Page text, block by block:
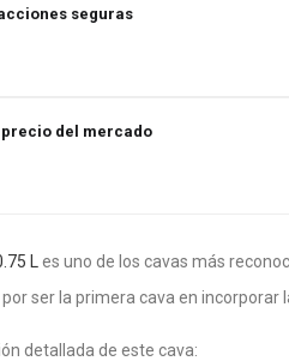
seguras
del mercado
L
es uno de los cavas más
ser la primera cava en incorporar
detallada de este cava: